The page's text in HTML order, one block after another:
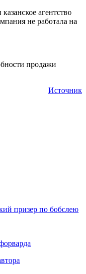
агентство
не работала на
продажи
Источник
призер по бобслею